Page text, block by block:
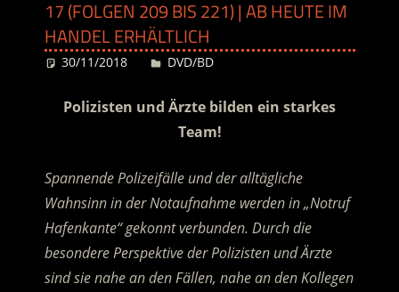
17 (FOLGEN 209 BIS 221) | AB HEUTE IM
HANDEL ERHÄLTLICH
30/11/2018 Desiree
DVD/BD
Polizisten und Ärzte bilden ein starkes
Team!
Spannende Polizeifälle und der alltägliche
Wahnsinn in der Notaufnahme werden in „Notruf
Hafenkante“ gekonnt verbunden. Durch die
besondere Perspektive der Polizisten und Ärzte
sind sie nahe an den Fällen, nahe an den Kollegen